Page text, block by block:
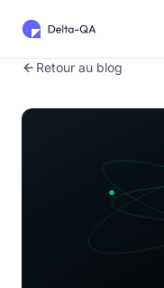
Retour au blog